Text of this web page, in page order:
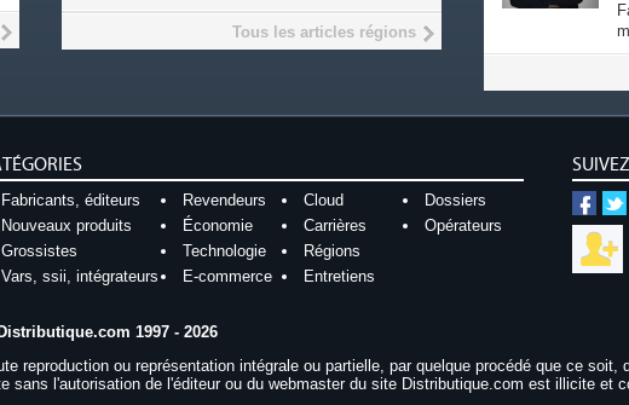
Tous les articles régions
Fabricants, éditeurs Revendeurs Cloud
Dossiers
Nouveaux produits
Économie Carrières
Opérateurs
Grossistes
Technologie
Régions
Vars, ssii, intégrateurs
E-commerce Entretiens
1997 - 2026
reproduction ou représentation intégrale ou partielle, par quelque procédé que ce soit,
sans l'autorisation de l'éditeur ou du webmaster du site Distributique.com est illicite et